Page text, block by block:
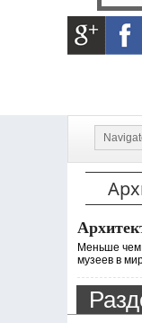
Меньше чем
музеев в